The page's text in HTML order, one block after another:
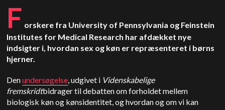
F orskere fra University of Pennsylvania og Feinstein
Institutes for Medical Research har afdækket nye
indsigter i, hvordan sex og køn er repræsenteret i børns
hjerner.
Denundersøgelse, udgivet i Videnskabelige
fremskridtbidrager til debatten om forholdet mellem
biologisk køn og kønsidentitet, og hvordan og om vi kan